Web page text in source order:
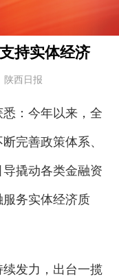
持实体经济
陕西日报
：今年以来，全
完善政策体系、
撬动各类金融资
务实体经济质
发力，出台一揽